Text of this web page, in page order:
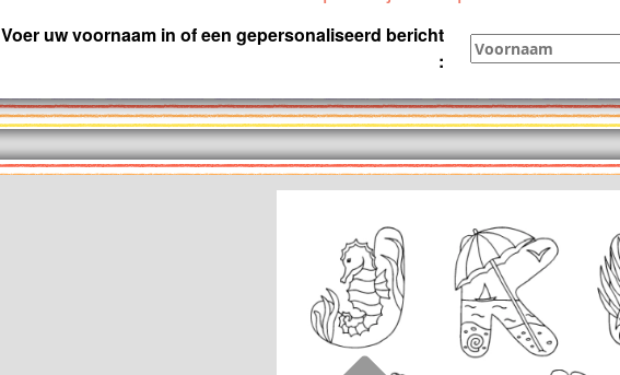
Voer uw voornaam in of een gepersonaliseerd bericht
: